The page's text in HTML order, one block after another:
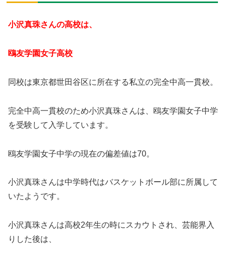
小沢真珠さんの高校は、
鴎友学園女子高校
同校は東京都世田谷区に所在する私立の完全中高一貫校。
完全中高一貫校のため小沢真珠さんは、鴎友学園女子中学
を受験して入学しています。
鴎友学園女子中学の現在の偏差値は70。
小沢真珠さんは中学時代はバスケットボール部に所属して
いたようです。
小沢真珠さんは高校2年生の時にスカウトされ、芸能界入
りした後は、